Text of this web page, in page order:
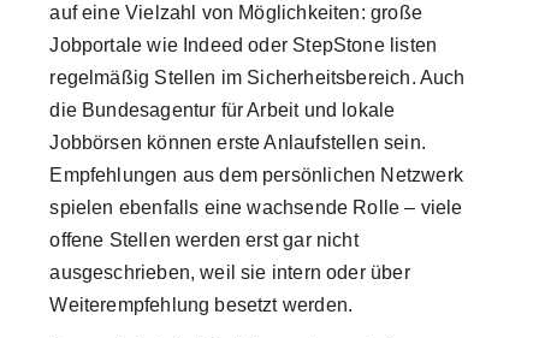
auf eine Vielzahl von Möglichkeiten: große
Jobportale wie Indeed oder StepStone listen
regelmäßig Stellen im Sicherheitsbereich. Auch
die Bundesagentur für Arbeit und lokale
Jobbörsen können erste Anlaufstellen sein.
Empfehlungen aus dem persönlichen Netzwerk
spielen ebenfalls eine wachsende Rolle – viele
offene Stellen werden erst gar nicht
ausgeschrieben, weil sie intern oder über
Weiterempfehlung besetzt werden.